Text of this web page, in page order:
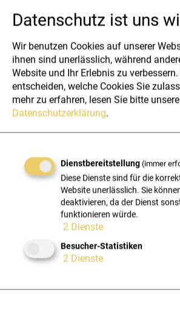
Dokumente
Lebenslauf (PDF) *
Ich bin damit einverstanden, dass meine
Datenschutzerklärung
Datenschutz ist uns
Wir benutzen Cookies auf unserer
ihnen sind unerlässlich, während
Website und Ihr Erlebnis zu
entscheiden, welche Cookies Sie
mehr zu erfahren, lesen Sie bitte unsere
Datenschutzerklärung.
Dienstbereitstellung (immer
Diese Dienste sind für die
Website unerlässlich. Sie
deaktivieren, da der Dienst
funktionieren würde.
2 Dienste
Besucher-Statistiken
2 Dienste